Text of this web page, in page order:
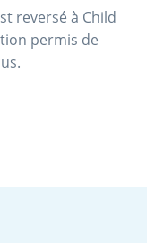
reversé à Child
permis de